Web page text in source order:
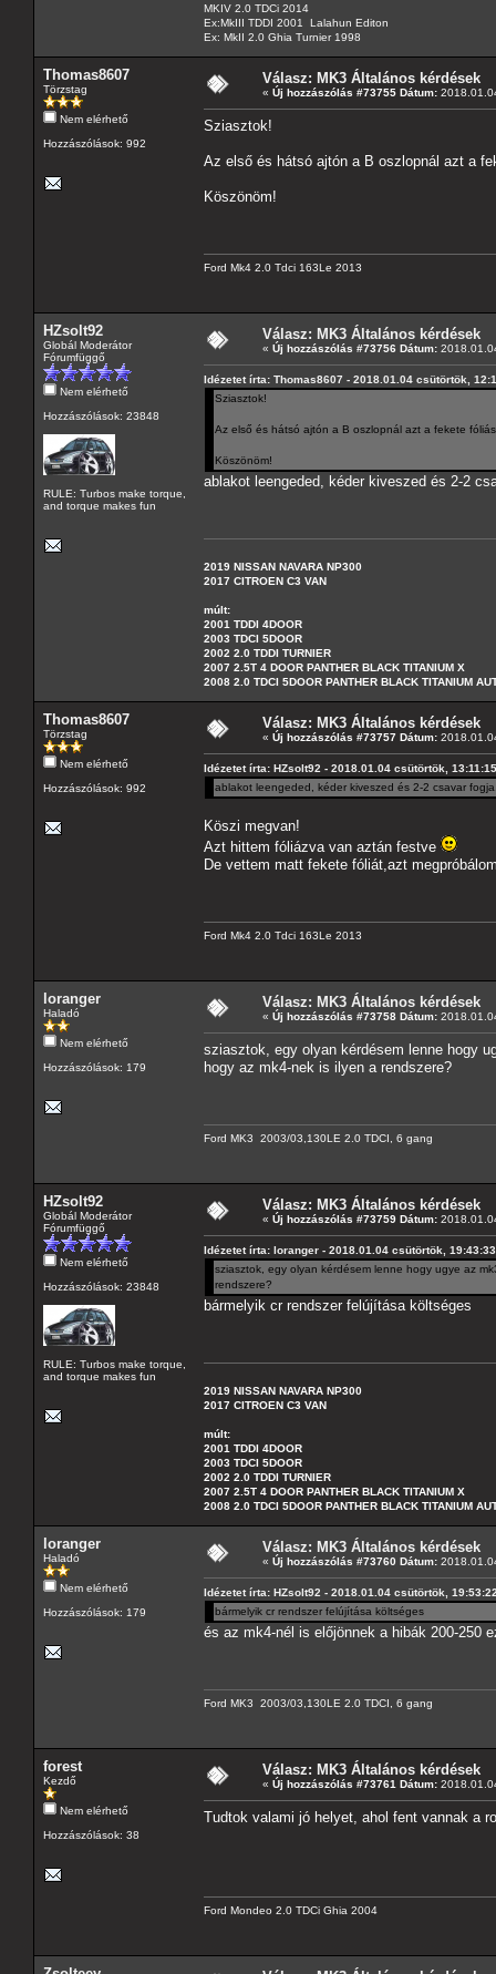
MKIV 2.0 TDCi 2014
Ex:MkIII TDDI 2001 Lalahun Editon
Ex: MkII 2.0 Ghia Turnier 1998
Thomas8607
Törzstag
Nem elérhető
Hozzászólások: 992
Válasz: MK3 Általános kérdések
« Új hozzászólás #73755 Dátum:
Sziasztok!
Az első és hátsó ajtón a B oszlopnál azt a
Köszönöm!
Ford Mk4 2.0 Tdci 163Le 2013
HZsolt92
Globál Moderátor
Fórumfüggő
Nem elérhető
Hozzászólások: 23848
RULE: Turbos make torque,
and torque makes fun
Válasz: MK3 Általános kérdések
« Új hozzászólás #73756 Dátum:
Idézetet írta: Thomas8607 - 2018.01.04 csütörtök,
Sziasztok!
Az első és hátsó ajtón a B oszlopnál azt a fekete
Köszönöm!
ablakot leengeded, kéder kiveszed és 2-2
2019 NISSAN NAVARA NP300
2017 CITROEN C3 VAN
múlt:
2001 TDDI 4DOOR
2003 TDCI 5DOOR
2002 2.0 TDDI TURNIER
2007 2.5T 4 DOOR PANTHER BLACK TITANIUM X
2008 2.0 TDCI 5DOOR PANTHER BLACK TITANIUM
Thomas8607
Törzstag
Nem elérhető
Hozzászólások: 992
Válasz: MK3 Általános kérdések
« Új hozzászólás #73757 Dátum:
Idézetet írta: HZsolt92 - 2018.01.04 csütörtök, 13:11:15
ablakot leengeded, kéder kiveszed és 2-2 csavar
Köszi megvan!
Azt hittem fóliázva van aztán festve
De vettem matt fekete fóliát,azt
Ford Mk4 2.0 Tdci 163Le 2013
loranger
Haladó
Nem elérhető
Hozzászólások: 179
Válasz: MK3 Általános kérdések
« Új hozzászólás #73758 Dátum:
sziasztok, egy olyan kérdésem lenne hogy
hogy az mk4-nek is ilyen a rendszere?
Ford MK3 2003/03,130LE 2.0 TDCI, 6 gang
HZsolt92
Globál Moderátor
Fórumfüggő
Nem elérhető
Hozzászólások: 23848
RULE: Turbos make torque,
and torque makes fun
Válasz: MK3 Általános kérdések
« Új hozzászólás #73759 Dátum:
Idézetet írta: loranger - 2018.01.04 csütörtök, 19:43:33
sziasztok, egy olyan kérdésem lenne hogy ugye az
rendszere?
bármelyik cr rendszer felújítása költséges
2019 NISSAN NAVARA NP300
2017 CITROEN C3 VAN
múlt:
2001 TDDI 4DOOR
2003 TDCI 5DOOR
2002 2.0 TDDI TURNIER
2007 2.5T 4 DOOR PANTHER BLACK TITANIUM X
2008 2.0 TDCI 5DOOR PANTHER BLACK TITANIUM
loranger
Haladó
Nem elérhető
Hozzászólások: 179
Válasz: MK3 Általános kérdések
« Új hozzászólás #73760 Dátum:
Idézetet írta: HZsolt92 - 2018.01.04 csütörtök,
bármelyik cr rendszer felújítása költséges
és az mk4-nél is előjönnek a hibák 200-250
Ford MK3 2003/03,130LE 2.0 TDCI, 6 gang
forest
Kezdő
Nem elérhető
Hozzászólások: 38
Válasz: MK3 Általános kérdések
« Új hozzászólás #73761 Dátum:
Tudtok valami jó helyet, ahol fent vannak a
Ford Mondeo 2.0 TDCi Ghia 2004